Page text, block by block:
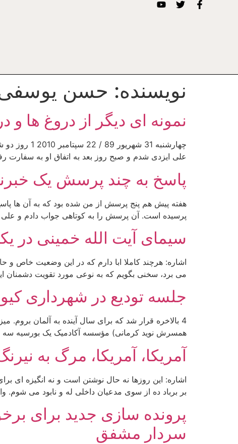
نویسنده: حسن
نمونه ای دیگر از دروغ ها
علی ایزدی شدم و صبح روز بعد به اتفاق او به سفارت
پاسخ به چند پرسش یک
پرسیده است. آن پرسش را به کوتاهی جواب دادم و
سیمای آیت الله خمینی در
اشاره: هرچند کاملا ابا دارم که در این وضعیت خاص و
می برد، سخنی بگویم که به نوعی مورد تقویت دشمنان
جلسه تودیع در شهرداری
4 بالاخره قرار شد که برای سال آینده به آلمان
همسرش نوید کرمانی) مؤسسه آکادمیک یک بورسیه سه
آمریکا، آمریکا، مرگ به
اشاره: این روزها نه حال نوشتن است و نه انگیزه ای
بر برباد ده از سوی مدعیان داخلی له و نابود می
پرونده سازی جدید برای
سردار مشفق